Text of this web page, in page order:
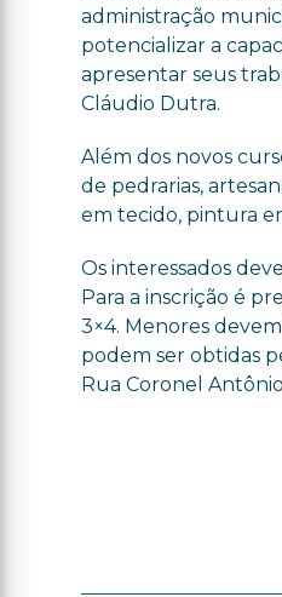
administração
potencializar a
apresentar seus
Cláudio Dutra.
Além dos novos
de pedrarias,
em tecido, pintura
Os interessados
Para a inscrição é
3×4. Menores
podem ser obtidas
Rua Coronel